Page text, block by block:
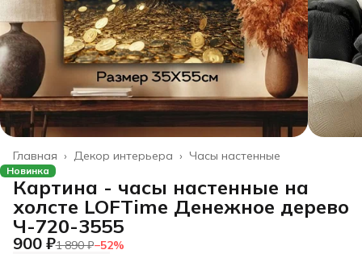
Часы настенные
Декор интерьера ›
Главная ›
Новинка
Картина - часы настенные на
холсте LOFTime Денежное дерево
Ч-720-3555
900 ₽1 890 ₽−52%